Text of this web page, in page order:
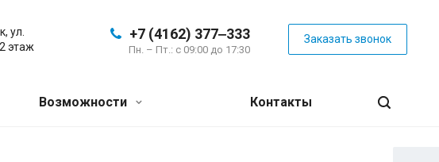
+7 (4162) 377‒333
Пн. – Пт.: с 09:00 до 17:30
Заказать звонок
ул.
этаж
Возможности Контакты